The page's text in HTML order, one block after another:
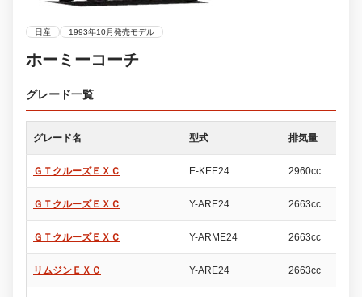
日産 1993年10月発売モデル
ホーミーコーチ
グレード一覧
グレード名 型式 排気量
ＧＴクルーズＥＸＣ E-KEE24 2960cc
ＧＴクルーズＥＸＣ Y-ARE24 2663cc
ＧＴクルーズＥＸＣ Y-ARME24 2663cc
リムジンＥＸＣ Y-ARE24 2663cc